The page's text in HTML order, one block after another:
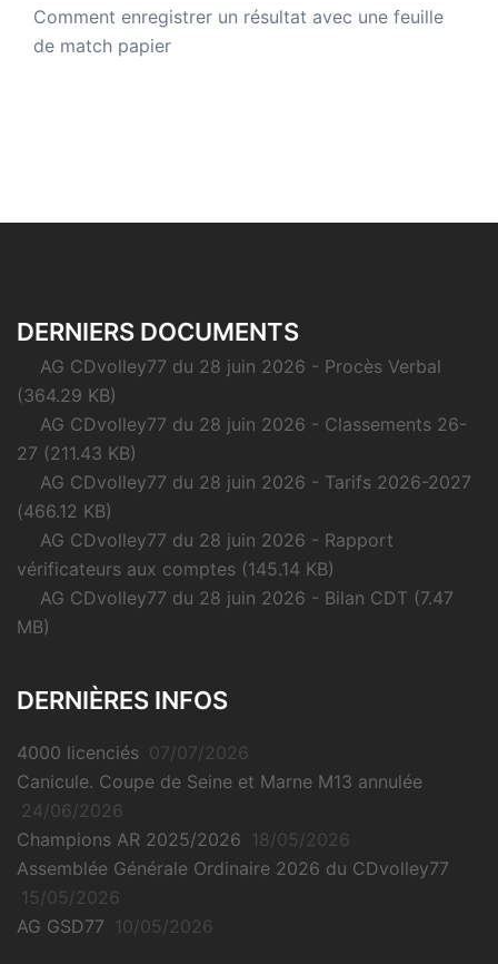
Comment enregistrer un résultat avec une feuille
de match papier
DERNIERS DOCUMENTS
AG CDvolley77 du 28 juin 2026 - Procès Verbal
(364.29 KB)
AG CDvolley77 du 28 juin 2026 - Classements 26-
27 (211.43 KB)
AG CDvolley77 du 28 juin 2026 - Tarifs 2026-2027
(466.12 KB)
AG CDvolley77 du 28 juin 2026 - Rapport
vérificateurs aux comptes (145.14 KB)
AG CDvolley77 du 28 juin 2026 - Bilan CDT (7.47
MB)
DERNIÈRES INFOS
4000 licenciés 07/07/2026
Canicule. Coupe de Seine et Marne M13 annulée
24/06/2026
Champions AR 2025/2026 18/05/2026
Assemblée Générale Ordinaire 2026 du CDvolley77
15/05/2026
AG GSD77 10/05/2026